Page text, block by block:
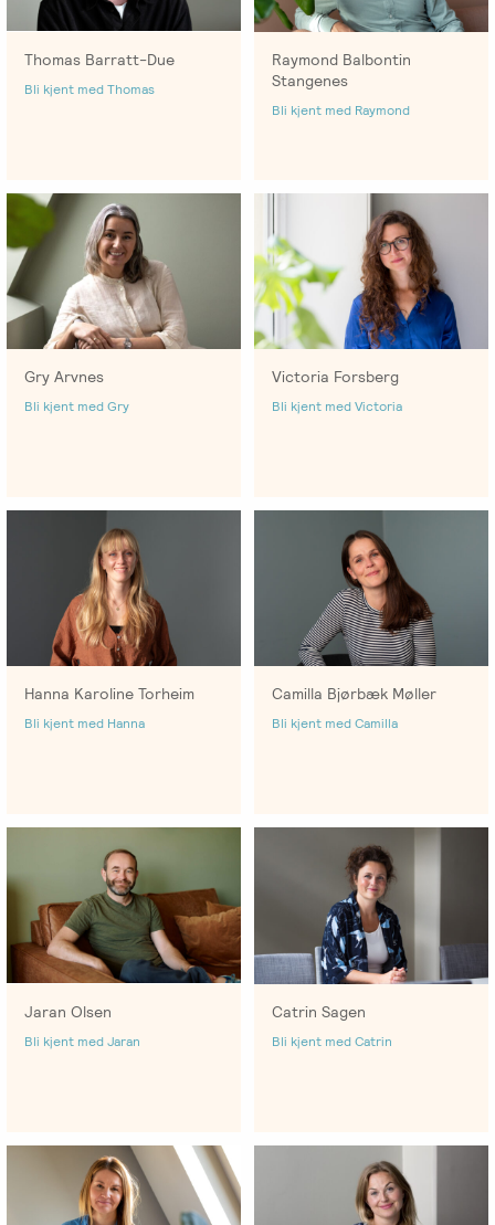
Thomas Barratt-Due
Bli kjent med Thomas
Raymond Balbontin
Stangenes
Bli kjent med Raymond
Gry Arvnes
Bli kjent med Gry
Victoria Forsberg
Bli kjent med Victoria
Hanna Karoline Torheim
Bli kjent med Hanna
Camilla Bjørbæk Møller
Bli kjent med Camilla
Jaran Olsen
Bli kjent med Jaran
Catrin Sagen
Bli kjent med Catrin